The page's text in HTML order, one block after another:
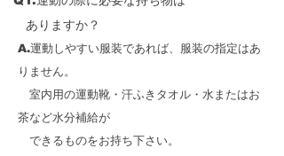
合、キャンセル料は発生しますか？
ありますか？
A.運動しやすい服装であれば、服装の指定はあ
りません。
室内用の運動靴・汗ふきタオル・水またはお
茶など水分補給が
できるものをお持ち下さい。